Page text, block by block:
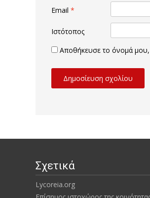
Email *
Ιστότοπος
Αποθήκευσε το όνομά
Σχετικά
Lycoreia.org